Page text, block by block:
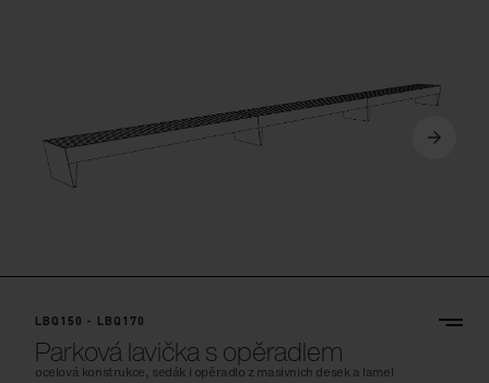
LBQ150 - LBQ170
Parková lavička s opěradlem
ocelová konstrukce, sedák i opěradlo z masivnich desek a lamel